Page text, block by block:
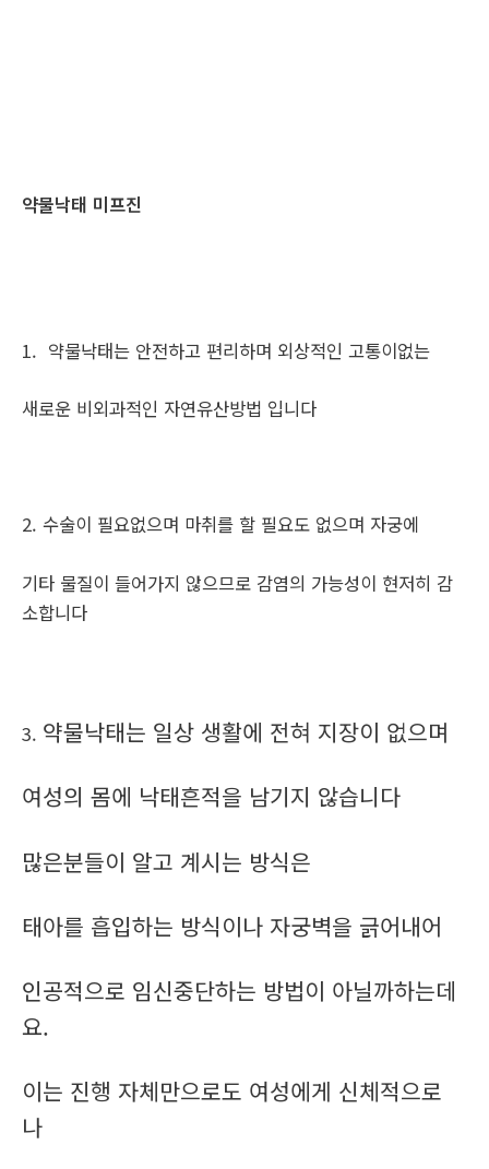
약물낙태 미프진
1. 약물낙태는 안전하고 편리하며 외상적인 고통이없는
새로운 비외과적인 자연유산방법 입니다
2. 수술이 필요없으며 마취를 할 필요도 없으며 자궁에
기타 물질이 들어가지 않으므로 감염의 가능성이 현저히 감
소합니다
3. 약물낙태는 일상 생활에 전혀 지장이 없으며
여성의 몸에 낙태흔적을 남기지 않습니다
많은분들이 알고 계시는 방식은
태아를 흡입하는 방식이나 자궁벽을 긁어내어
인공적으로 임신중단하는 방법이 아닐까하는데
요.
이는 진행 자체만으로도 여성에게 신체적으로
나